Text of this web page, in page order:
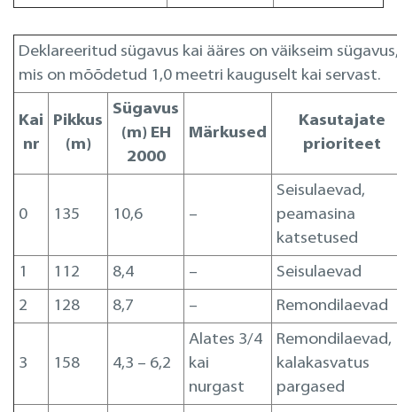
Deklareeritud sügavus kai ääres on väikseim
mis on mõõdetud 1,0 meetri kauguselt kai servast.
Kai
nr
Pikkus
(m)
Sügavus
(m) EH
2000
Märkused
Kasutajate
prioriteet
0 135 10,6 –
Seisulaevad,
peamasina
katsetused
1
112 8,4 –
Seisulaevad
2
128 8,7 – Remondilaevad
3 158 4,3 – 6,2
Alates 3/4
kai
nurgast
Remondilaevad,
kalakasvatus
pargased